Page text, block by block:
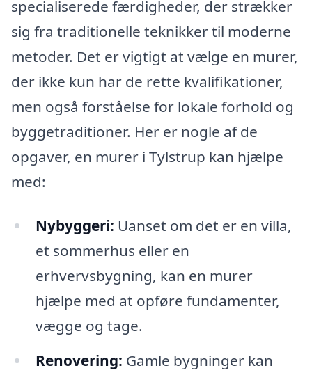
specialiserede færdigheder, der strækker
sig fra traditionelle teknikker til moderne
metoder. Det er vigtigt at vælge en murer,
der ikke kun har de rette kvalifikationer,
men også forståelse for lokale forhold og
byggetraditioner. Her er nogle af de
opgaver, en murer i Tylstrup kan hjælpe
med:
Nybyggeri: Uanset om det er en villa,
et sommerhus eller en
erhvervsbygning, kan en murer
hjælpe med at opføre fundamenter,
vægge og tage.
Renovering: Gamle bygninger kan